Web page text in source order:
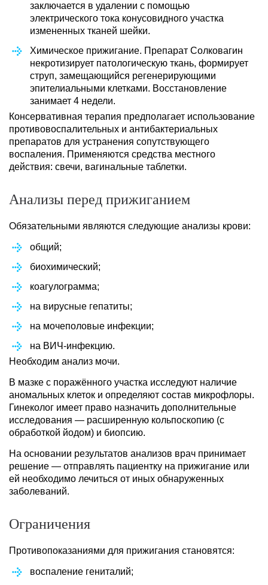
заключается в удалении с помощью
электрического тока конусовидного участка
измененных тканей шейки.
Химическое прижигание. Препарат Солковагин
некротизирует патологическую ткань, формирует
струп, замещающийся регенерирующими
эпителиальными клетками. Восстановление
занимает 4 недели.
Консервативная терапия предполагает использование
противовоспалительных и антибактериальных
препаратов для устранения сопутствующего
воспаления. Применяются средства местного
действия: свечи, вагинальные таблетки.
Анализы перед прижиганием
Обязательными являются следующие анализы крови:
общий;
биохимический;
коагулограмма;
на вирусные гепатиты;
на мочеполовые инфекции;
на ВИЧ-инфекцию.
Необходим анализ мочи.
В мазке с поражённого участка исследуют наличие
аномальных клеток и определяют состав микрофлоры.
Гинеколог имеет право назначить дополнительные
исследования — расширенную кольпоскопию (с
обработкой йодом) и биопсию.
На основании результатов анализов врач принимает
решение — отправлять пациентку на прижигание или
ей необходимо лечиться от иных обнаруженных
заболеваний.
Ограничения
Противопоказаниями для прижигания становятся:
воспаление гениталий;